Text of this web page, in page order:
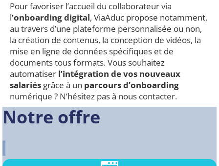
Pour favoriser l’accueil du collaborateur via
l’onboarding digital, ViaAduc propose notamment,
au travers d’une plateforme personnalisée ou non,
la création de contenus, la conception de vidéos, la
mise en ligne de données spécifiques et de
documents tous formats.Vous souhaitez
automatiser l’intégration de vos nouveaux
salariés grâce à un parcours d’onboarding
numérique ? N’hésitez pas à nous contacter.
Notre offre